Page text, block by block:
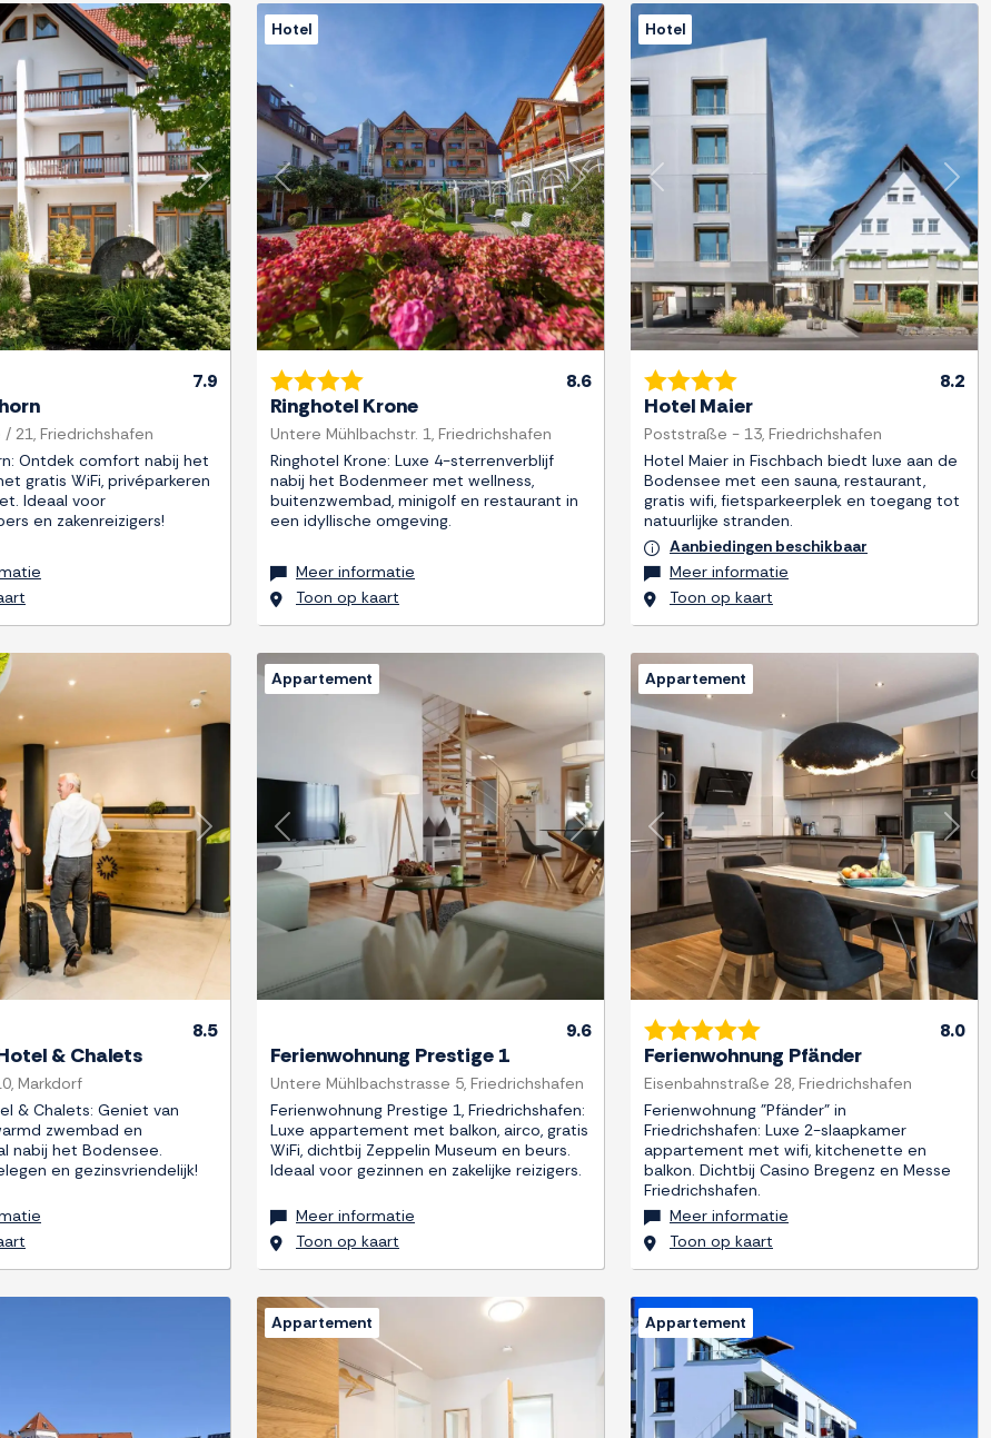
Next
7.9
21, Friedrichshafen
Ontdek comfort nabij het
gratis WiFi, privéparkeren
Ideaal voor
en zakenreizigers!
Previous Next
Hotel
8.6
Ringhotel Krone
Untere Mühlbachstr. 1, Friedrichshafen
Ringhotel Krone: Luxe 4-sterrenverblijf
nabij het Bodenmeer met wellness,
buitenzwembad, minigolf en restaurant in
een idyllische omgeving.
Meer informatie
Toon op kaart
Previous Next
Hotel
8.2
Hotel Maier
Poststraße - 13, Friedrichshafen
Hotel Maier in Fischbach biedt luxe aan de
Bodensee met een sauna, restaurant,
gratis wifi, fietsparkeerplek en toegang tot
natuurlijke stranden.
Aanbiedingen beschikbaar
Meer informatie
Toon op kaart
Next
8.5
& Chalets
Markdorf
& Chalets: Geniet van
zwembad en
nabij het Bodensee.
en gezinsvriendelijk!
Previous Next
Appartement
9.6
Ferienwohnung Prestige 1
Untere Mühlbachstrasse 5, Friedrichshafen
Ferienwohnung Prestige 1, Friedrichshafen:
Luxe appartement met balkon, airco, gratis
WiFi, dichtbij Zeppelin Museum en beurs.
Ideaal voor gezinnen en zakelijke reizigers.
Meer informatie
Toon op kaart
Previous Next
Appartement
8.0
Ferienwohnung Pfänder
Eisenbahnstraße 28, Friedrichshafen
Ferienwohnung "Pfänder" in
Friedrichshafen: Luxe 2-slaapkamer
appartement met wifi, kitchenette en
balkon. Dichtbij Casino Bregenz en Messe
Friedrichshafen.
Meer informatie
Toon op kaart
Appartement Appartement